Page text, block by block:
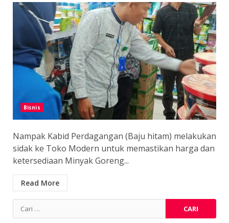
Bisnis
Nampak Kabid Perdagangan (Baju hitam) melakukan
sidak ke Toko Modern untuk memastikan harga dan
ketersediaan Minyak Goreng...
Read More
Cari
untuk: